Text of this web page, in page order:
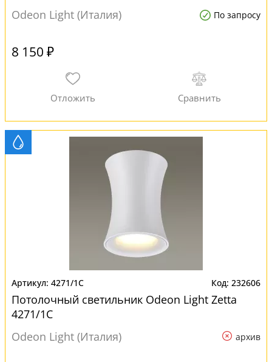
Odeon Light (Италия)
По запросу
8 150 ₽
4271/1C 232606
Потолочный светильник Odeon Light Zetta
4271/1C
Odeon Light (Италия)
архив